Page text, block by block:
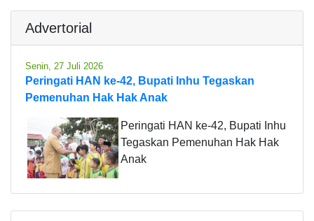
Advertorial
Senin, 27 Juli 2026
Peringati HAN ke-42, Bupati Inhu Tegaskan
Pemenuhan Hak Hak Anak
Peringati HAN ke-42, Bupati Inhu
Tegaskan Pemenuhan Hak Hak
Anak